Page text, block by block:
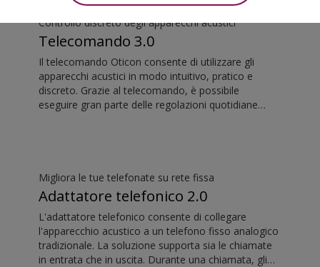
Controllo discreto degli apparecchi acustici
Telecomando 3.0
Il telecomando Oticon consente di utilizzare gli
apparecchi acustici in modo intuitivo, pratico e
discreto. Grazie al telecomando, è possibile
eseguire gran parte delle regolazioni quotidiane
Migliora le tue telefonate su rete fissa
Adattatore telefonico 2.0
L'adattatore telefonico consente di collegare
l'apparecchio acustico a un telefono fisso analogico
tradizionale. La soluzione supporta sia le chiamate
in entrata che in uscita. Durante una chiamata, gli